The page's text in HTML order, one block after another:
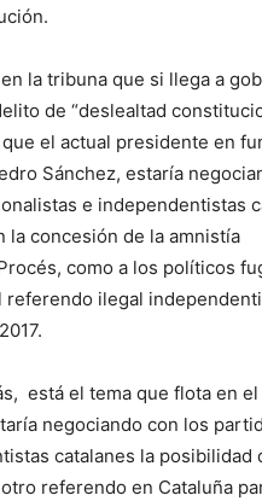
la tribuna que si llega a
de “deslealtad
el actual presidente en
Sánchez, estaría
e independentistas
la concesión de la
como a los políticos
referendo ilegal
está el tema que flota en
negociando con los
catalanes la posibilidad
referendo en Cataluña